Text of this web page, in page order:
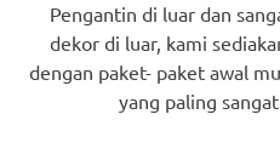
Pengantin di luar dan
dekor di luar, kami
dengan paket- paket awal
yang paling